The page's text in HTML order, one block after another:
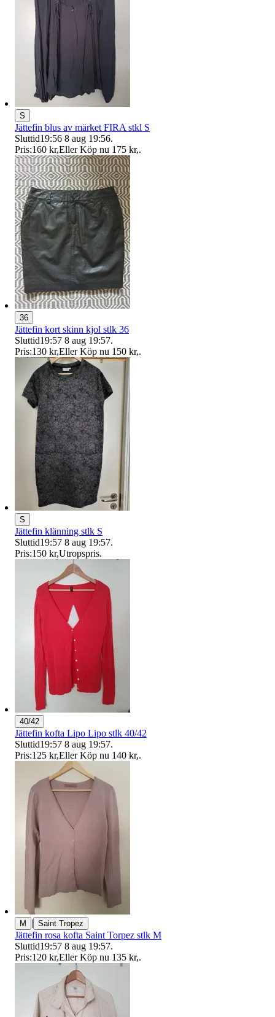
S
Jättefin blus av märket FIRA stkl S
Sluttid19:56 8 aug 19:56.
Pris:160 kr,Eller Köp nu 175 kr,.
36
Jättefin kort skinn kjol stlk 36
Sluttid19:57 8 aug 19:57.
Pris:130 kr,Eller Köp nu 150 kr,.
S
Jättefin klänning stlk S
Sluttid19:57 8 aug 19:57.
Pris:150 kr,Utropspris.
40/42
Jättefin kofta Lipo Lipo stlk 40/42
Sluttid19:57 8 aug 19:57.
Pris:125 kr,Eller Köp nu 140 kr,.
M | Saint Tropez
Jättefin rosa kofta Saint Torpez stlk M
Sluttid19:57 8 aug 19:57.
Pris:120 kr,Eller Köp nu 135 kr,.